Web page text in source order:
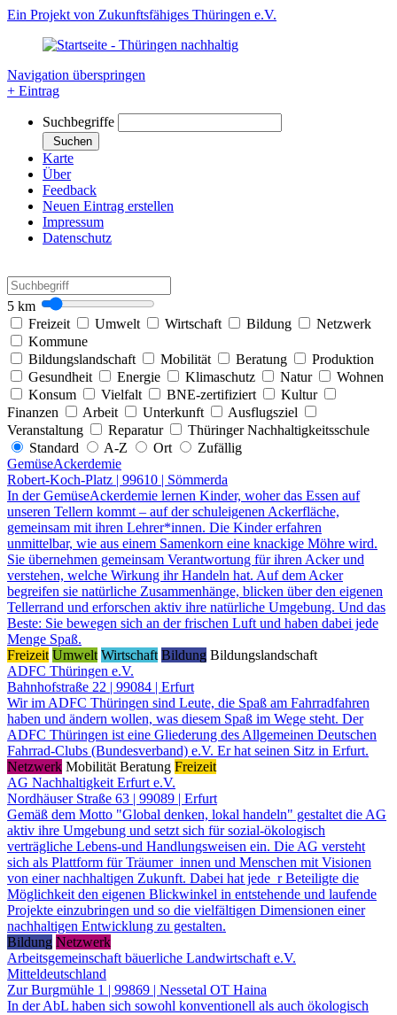
Ein Projekt von Zukunftsfähiges Thüringen e.V.
Navigation überspringen
+ Eintrag
Suchbegriffe
Suchen
Karte
Über
Feedback
Neuen Eintrag erstellen
Impressum
Datenschutz
5 km
Freizeit
Umwelt Wirtschaft Bildung
Netzwerk
Kommune
Bildungslandschaft
Mobilität Beratung
Produktion
Gesundheit
Energie Klimaschutz Natur
Wohnen
Konsum
Vielfalt BNE-zertifiziert
Kultur
Finanzen
Arbeit Unterkunft
Ausflugsziel
Veranstaltung
Reparatur
Thüringer Nachhaltigkeitsschule
Standard
A-Z Ort
Zufällig
GemüseAckerdemie
Robert-Koch-Platz | 99610 | Sömmerda
In der GemüseAckerdemie lernen Kinder, woher das Essen auf
unseren Tellern kommt – auf der schuleigenen Ackerfläche,
gemeinsam mit ihren Lehrer*innen. Die Kinder erfahren
unmittelbar, wie aus einem Samenkorn eine knackige Möhre wird.
Sie übernehmen gemeinsam Verantwortung für ihren Acker und
verstehen, welche Wirkung ihr Handeln hat. Auf dem Acker
begreifen sie natürliche Zusammenhänge, blicken über den eigenen
Tellerrand und erforschen aktiv ihre natürliche Umgebung. Und das
Beste: Sie bewegen sich an der frischen Luft und haben dabei jede
Menge Spaß.
Freizeit Umwelt Wirtschaft Bildung Bildungslandschaft
ADFC Thüringen e.V.
Bahnhofstraße 22 | 99084 | Erfurt
Wir im ADFC Thüringen sind Leute, die Spaß am Fahrradfahren
haben und ändern wollen, was diesem Spaß im Wege steht. Der
ADFC Thüringen ist eine Gliederung des Allgemeinen Deutschen
Fahrrad-Clubs (Bundesverband) e.V. Er hat seinen Sitz in Erfurt.
Netzwerk Mobilität Beratung Freizeit
AG Nachhaltigkeit Erfurt e.V.
Nordhäuser Straße 63 | 99089 | Erfurt
Gemäß dem Motto "Global denken, lokal handeln" gestaltet die AG
aktiv ihre Umgebung und setzt sich für sozial-ökologisch
verträgliche Lebens-und Handlungsweisen ein. Die AG versteht
sich als Plattform für Träumer_innen und Menschen mit Visionen
von einer nachhaltigen Zukunft. Dabei hat jede_r Beteiligte die
Möglichkeit den eigenen Blickwinkel in entstehende und laufende
Projekte einzubringen und so die vielfältigen Dimensionen einer
nachhaltigen Entwicklung zu gestalten.
Bildung Netzwerk
Arbeitsgemeinschaft bäuerliche Landwirtschaft e.V.
Mitteldeutschland
Zur Burgmühle 1 | 99869 | Nessetal OT Haina
In der AbL haben sich sowohl konventionell als auch ökologisch